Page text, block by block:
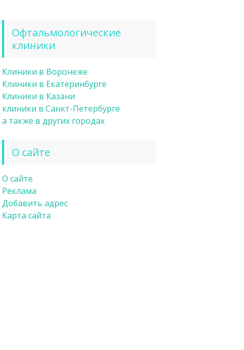
Офтальмологические
клиники
Клиники в Воронеже
Клиники в Екатеринбурге
Клиники в Казани
клиники в Санкт-Петербурге
а также в других городах
О сайте
О сайте
Реклама
Добавить адрес
Карта сайта